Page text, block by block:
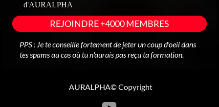
d'AURALPHA
REJOINDRE +4000 MEMBRES
PPS : Je te conseille fortement de jeter un coup d'oeil dans
tes spams au cas où tu n'aurais pas reçu ta formation.
AURALPHA© Copyright